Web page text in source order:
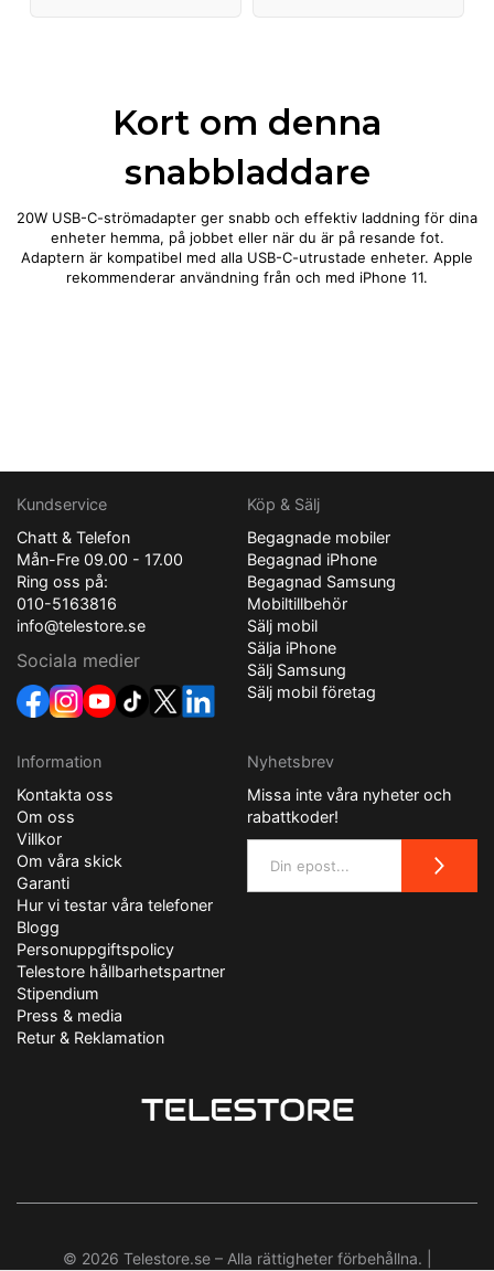
Kort om denna
snabbladdare
20W USB-C-strömadapter ger snabb och effektiv laddning för dina
enheter hemma, på jobbet eller när du är på resande fot.
Adaptern är kompatibel med alla USB-C-utrustade enheter. Apple
rekommenderar användning från och med iPhone 11.
Kundservice
Chatt & Telefon
Mån-Fre 09.00 - 17.00
Ring oss på:
010-5163816
info@telestore.se
Sociala medier
Köp & Sälj
Begagnade mobiler
Begagnad iPhone
Begagnad Samsung
Mobiltillbehör
Sälj mobil
Sälja iPhone
Sälj Samsung
Sälj mobil företag
Information
Kontakta oss
Om oss
Villkor
Om våra skick
Garanti
Hur vi testar våra telefoner
Blogg
Personuppgiftspolicy
Telestore hållbarhetspartner
Stipendium
Press & media
Retur & Reklamation
Nyhetsbrev
Missa inte våra nyheter och
rabattkoder!
© 2026 Telestore.se – Alla rättigheter förbehållna. |